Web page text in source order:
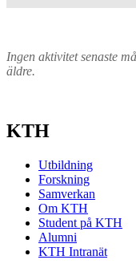
Ingen aktivitet senaste
äldre.
KTH
Utbildning
Forskning
Samverkan
Om KTH
Student på KTH
Alumni
KTH Intranät